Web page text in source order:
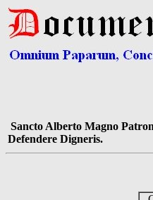
Sancto Alberto Magno
Defendere Digneris.